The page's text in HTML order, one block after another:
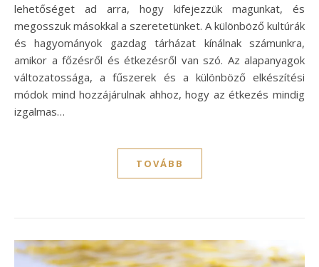
lehetőséget ad arra, hogy kifejezzük magunkat, és
megosszuk másokkal a szeretetünket. A különböző kultúrák
és hagyományok gazdag tárházat kínálnak számunkra,
amikor a főzésről és étkezésről van szó. Az alapanyagok
változatossága, a fűszerek és a különböző elkészítési
módok mind hozzájárulnak ahhoz, hogy az étkezés mindig
izgalmas…
TOVÁBB